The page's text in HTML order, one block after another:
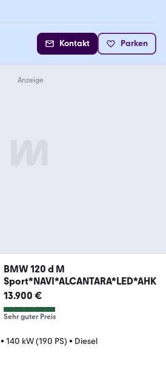
Kontakt Parken
BMW 120 d M
Sport*NAVI*ALCANTARA*LED*AHK
13.900 €
Sehr guter Preis
• 140 kW (190 PS) • Diesel